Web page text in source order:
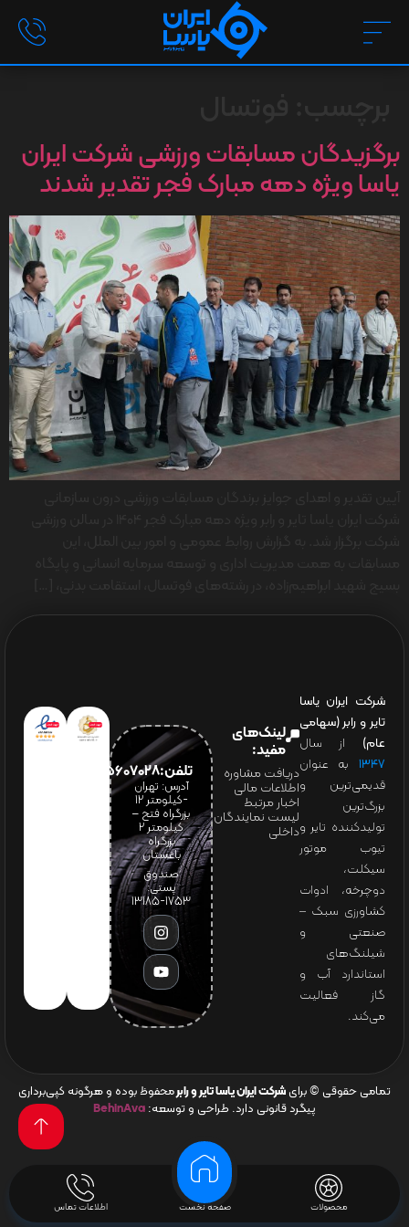
محصولات صفحه نخست اطلاعات تماس
برگزیدگان مسابقات ورزشی شرکت ایران
یاسا ویژه دهه مبارک فجر تقدیر شدند
شرکت ایران یاسا
تایر و رابر (سهامی
عام) از سال
۱۳۴۷ به عنوان
قدیمی‌ترین و
بزرگ‌ترین
تولیدکننده تایر و
تیوب موتور
سیکلت،
دوچرخه، ادوات
کشاورزی سبک –
صنعتی و
شیلنگ‌های
استاندارد آب و
گاز فعالیت
می‌کند.
لینک‌های
مفید:
دریافت مشاوره
اطلاعات مالی
اخبار مرتبط
لیست نمایندگان
داخلی
تلفن:65607028(021)
آدرس: تهران
-کیلومتر 12
بزرگراه فتح –
کیلومتر ۲
بزرگراه
باغستان
صندوق
پستی:
1753-13185
تمامی حقوقی © برای شرکت ایران یاسا تایر و رابرمحفوظ بوده و هرگونه کپی‌برداری
پیگرد قانونی دارد. طراحی و توسعه: BehinAva